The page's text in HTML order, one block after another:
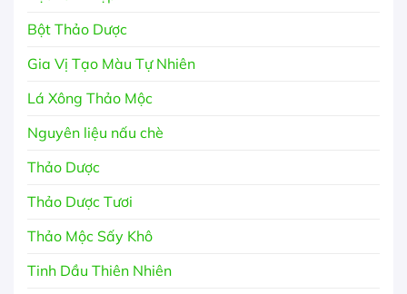
Bột Thảo Dược
Gia Vị Tạo Màu Tự Nhiên
Lá Xông Thảo Mộc
Nguyên liệu nấu chè
Thảo Dược
Thảo Dược Tươi
Thảo Mộc Sấy Khô
Tinh Dầu Thiên Nhiên